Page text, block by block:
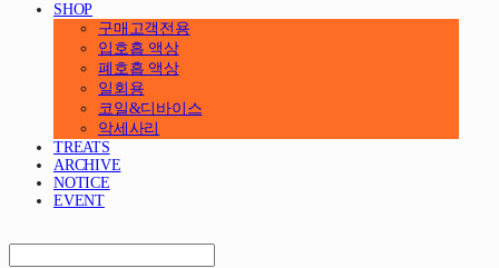
SHOP
구매고객전용
입호흡 액상
폐호흡 액상
일회용
코일&디바이스
악세사리
TREATS
ARCHIVE
NOTICE
EVENT